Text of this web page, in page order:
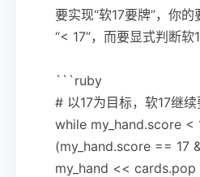
要实现“软17要牌”，你
“< 17”，而要显式判断软
```ruby
# 以17为目标，软17继续
while my_hand.score <
(my_hand.score == 17
my_hand << cards.pop